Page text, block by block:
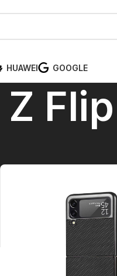
HUAWEI GOOGLE